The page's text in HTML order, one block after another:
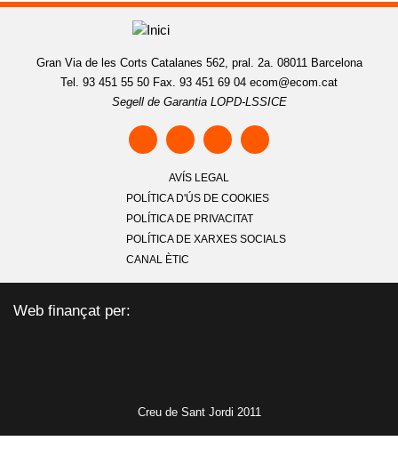
Gran Via de les Corts Catalanes 562, pral. 2a. 08011 Barcelona
Tel. 93 451 55 50 Fax. 93 451 69 04 ecom@ecom.cat
Segell de Garantia LOPD-LSSICE
AVÍS LEGAL
POLÍTICA D'ÚS DE COOKIES
POLÍTICA DE PRIVACITAT
POLÍTICA DE XARXES SOCIALS
CANAL ÈTIC
Web finançat per:
Creu de Sant Jordi 2011